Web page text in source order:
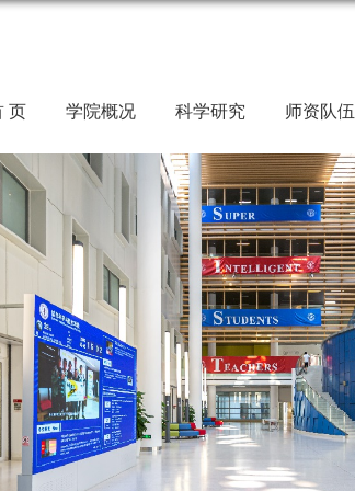
页 学院概况 科学研究 师资队伍